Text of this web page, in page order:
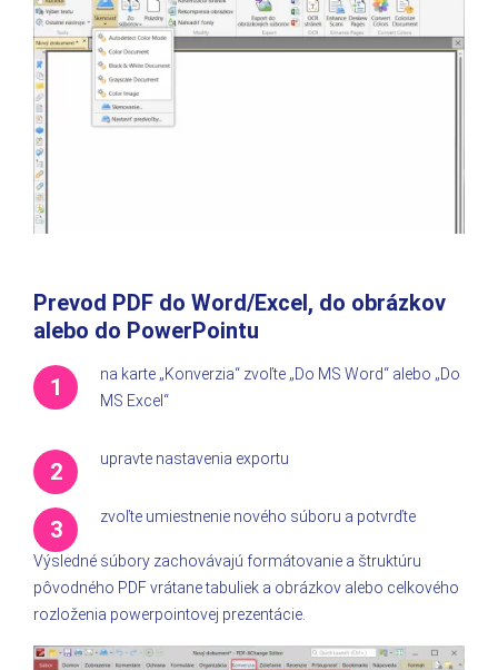
Prevod PDF do Word/Excel, do obrázkov
alebo do PowerPointu
na karte „Konverzia“ zvoľte „Do MS Word“ alebo „Do
MS Excel“
upravte nastavenia exportu
zvoľte umiestnenie nového súboru a potvrďte
Výsledné súbory zachovávajú formátovanie a štruktúru
pôvodného PDF vrátane tabuliek a obrázkov alebo celkového
rozloženia powerpointovej prezentácie.